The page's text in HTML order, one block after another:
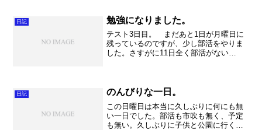
が・・・。 さて、テスト監...
日記 勉強になりました。
テスト3日目。 まだあと1日が月曜日に
残っているのですが、少し部活をやりま
した。さすがに11日全く部活がない
から心配です。 さて部活の音だ...
日記 のんびりな一日。
この日曜日は本当に久しぶりに何にも無
い一日でした。部活も市吹も無く、予定
も無い。久しぶりに子供と公園に行くか